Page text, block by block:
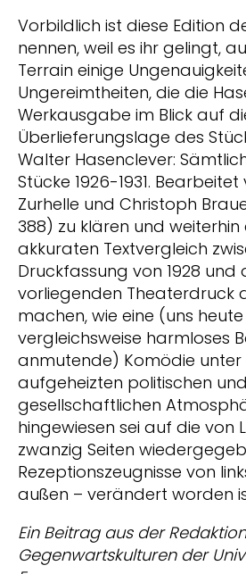
Vorbildlich ist diese Edition
nennen, weil es ihr gelingt,
Terrain einige
Ungereimtheiten, die die
Werkausgabe im Blick auf
Überlieferungslage des
Walter Hasenclever:
Stücke 1926-1931. Bearbeitet
Zurhelle und Christoph
388) zu klären und weiterhin
akkuraten Textvergleich
Druckfassung von 1928 und
vorliegenden Theaterdruck
machen, wie eine (uns
vergleichsweise harmloses
anmutende) Komödie unter
aufgeheizten politischen und
gesellschaftlichen
hingewiesen sei auf die von
zwanzig Seiten
Rezeptionszeugnisse von
außen – verändert worden
Ein Beitrag aus der Redaktion
Gegenwartskulturen der